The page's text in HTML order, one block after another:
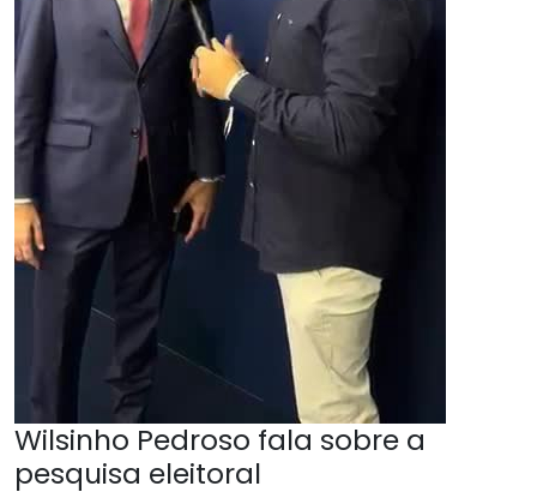
Wilsinho Pedroso fala sobre a
pesquisa eleitoral